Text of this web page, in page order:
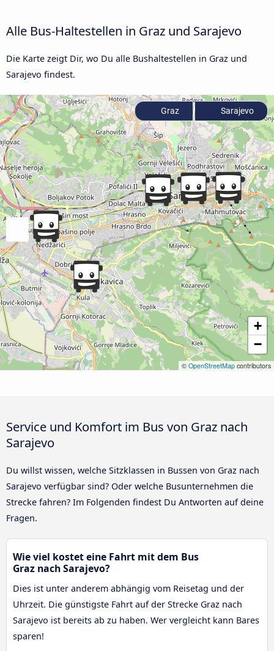
Alle Bus-Haltestellen in Graz und Sarajevo
Die Karte zeigt Dir, wo Du alle Bushaltestellen in Graz und
Sarajevo findest.
+
−
© OpenStreetMap contributors
Graz Sarajevo
Service und Komfort im Bus von Graz nach
Sarajevo
Du willst wissen, welche Sitzklassen in Bussen von Graz nach
Sarajevo verfügbar sind? Oder welche Busunternehmen die
Strecke fahren? Im Folgenden findest Du Antworten auf deine
Fragen.
Wie viel kostet eine Fahrt mit dem Bus
Graz nach Sarajevo?
Dies ist unter anderem abhängig vom Reisetag und der
Uhrzeit. Die günstigste Fahrt auf der Strecke Graz nach
Sarajevo ist bereits ab zu haben. Wer vergleicht kann Bares
sparen!